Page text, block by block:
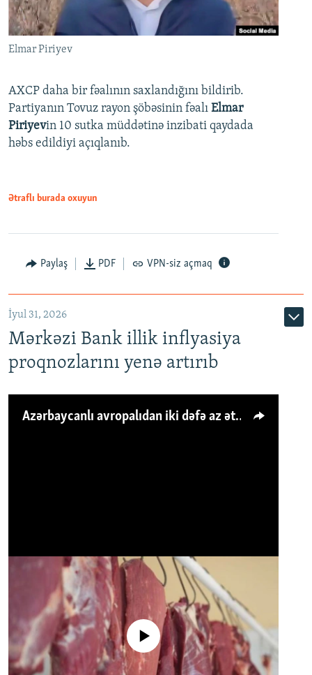
Elmar Piriyev
AXCP daha bir fəalının saxlandığını bildirib.
Partiyanın Tovuz rayon şöbəsinin fəalı Elmar
Piriyevin 10 sutka müddətinə inzibati qaydada
həbs edildiyi açıqlanıb.
Ətraflı burada oxuyun
Paylaş PDF VPN-siz açmaq
İyul 31, 2026
Mərkəzi Bank illik inflyasiya
proqnozlarını yenə artırıb
Azərbaycanlı avropalıdan iki dəfə az ət yeyir, amma... 'Qiymət artımı qaçılmazdır'
No media source currently available